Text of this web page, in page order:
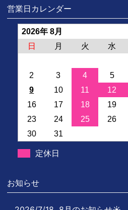
営業日カレンダー
2026年 8月
日
月 火 水
2
3 4 5
9
10 11 12
16
17 18 19
23
24 25 26
30
31
定休日
お知らせ